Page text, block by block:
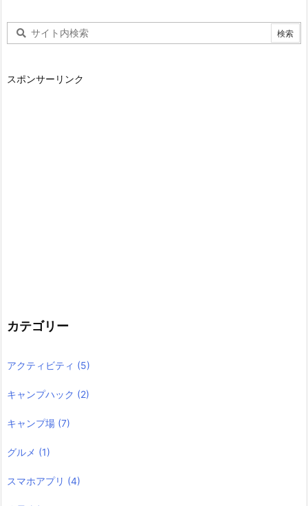
スポンサーリンク
カテゴリー
アクティビティ (5)
キャンプハック (2)
キャンプ場 (7)
グルメ (1)
スマホアプリ (4)